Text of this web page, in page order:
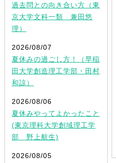
過去問との向き合い方（東
京大学文科一類 兼田悠
理）
2026/08/07
夏休みの過ごし方！（早稲
田大学創造理工学部・田村
和諒）
2026/08/06
夏休みやってよかったこと
(東京理科大学創域理工学
部 野上航生)
2026/08/05